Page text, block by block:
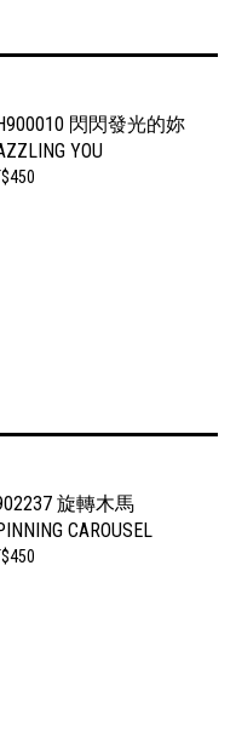
閃閃發光的妳
YOU
旋轉木馬
CAROUSEL